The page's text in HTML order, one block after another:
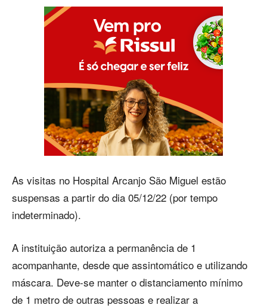
As visitas no Hospital Arcanjo São Miguel estão
suspensas a partir do dia 05/12/22 (por tempo
indeterminado).
A instituição autoriza a permanência de 1
acompanhante, desde que assintomático e utilizando
máscara. Deve-se manter o distanciamento mínimo
de 1 metro de outras pessoas e realizar a